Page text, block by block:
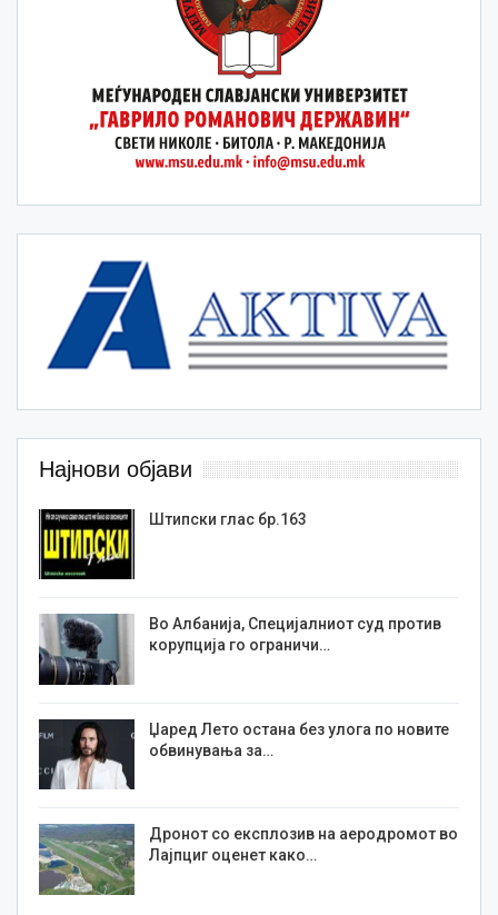
Најнови објави
Штипски глас бр.163
Во Албанија, Специјалниот суд против
корупција го ограничи…
Џаред Лето остана без улога по новите
обвинувања за…
Дронот со експлозив на аеродромот во
Лајпциг оценет како…